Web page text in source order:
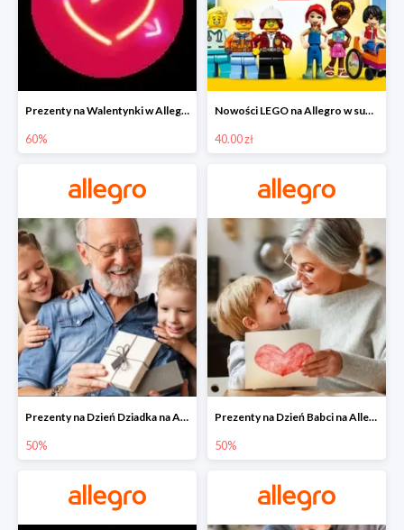
Prezenty na Walentynki w Allegro do -60%
60%
Nowości LEGO na Allegro w super cenach od 40 zł
40.00 zł
Prezenty na Dzień Dziadka na Allegro do -50%
50%
Prezenty na Dzień Babci na Allegro do -50%
50%